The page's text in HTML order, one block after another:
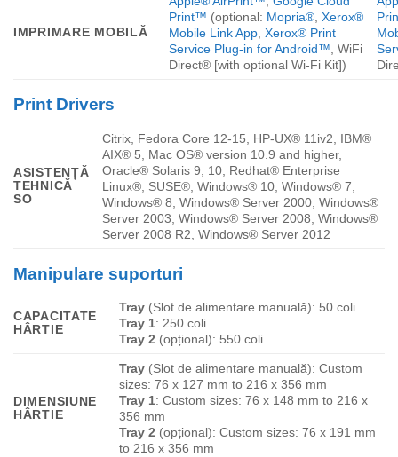
IMPRIMARE MOBILĂ
Print™ (optional: Mopria® ,Xerox®
Mobile Link App ,Xerox® Print
Service Plug-in for Android™ , WiFi
Direct® [with optional Wi-Fi Kit])
Print Drivers
ASISTENȚĂ
TEHNICĂ
SO
Citrix, Fedora Core 12-15, HP-UX® 11iv2, IBM®
AIX® 5, Mac OS® version 10.9 and higher,
Oracle® Solaris 9, 10, Redhat® Enterprise
Linux®, SUSE®, Windows® 10, Windows® 7,
Windows® 8, Windows® Server 2000, Windows®
Server 2003, Windows® Server 2008, Windows®
Server 2008 R2, Windows® Server 2012
Manipulare suporturi
CAPACITATE
HÂRTIE
Tray (Slot de alimentare manuală): 50 coli
Tray 1:250 coli
Tray 2 (opțional): 550 coli
DIMENSIUNE
HÂRTIE
Tray (Slot de alimentare manuală): Custom
sizes: 76 x 127 mm to 216 x 356 mm
Tray 1: Custom sizes: 76 x 148 mm to 216 x
356 mm
Tray 2 (opțional): Custom sizes: 76 x 191 mm
to 216 x 356 mm